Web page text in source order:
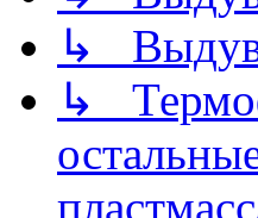
↳
↳